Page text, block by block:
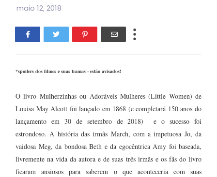
maio 12, 2018
*spoilers dos filmes e suas tramas - estão avisados!
O livro Mulherzinhas ou Adoráveis Mulheres (Little Women) de
Louisa May Alcott foi lançado em 1868 (e completará 150 anos do
lançamento em 30 de setembro de 2018) e o sucesso foi
estrondoso. A história das irmãs March, com a impetuosa Jo, da
vaidosa Meg, da bondosa Beth e da egocêntrica Amy foi baseada,
livremente na vida da autora e de suas três irmãs e os fãs do livro
ficaram ansiosos para saberem o que aconteceria com suas